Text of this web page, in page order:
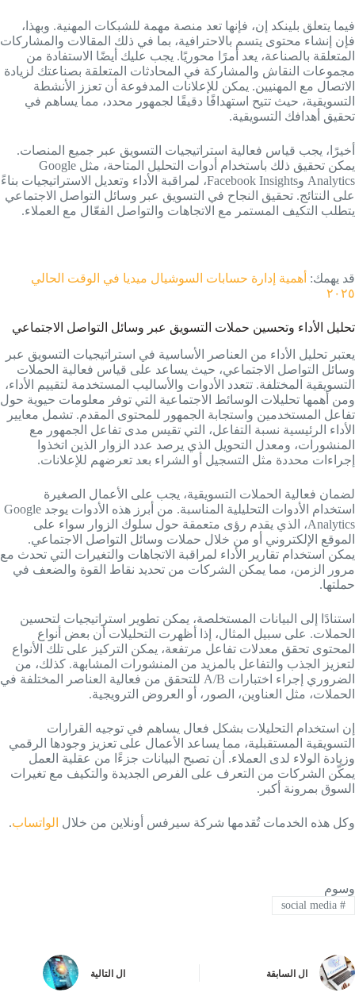
فيما يتعلق بلينكد إن، فإنها تعد منصة مهمة للشبكات المهنية. وبهذا،
فإن إنشاء محتوى يتسم بالاحترافية، بما في ذلك المقالات والمشاركات
المتعلقة بالصناعة، يعد أمرًا محوريًا. يجب عليك أيضًا الاستفادة من
مجموعات النقاش والمشاركة في المحادثات المتعلقة بصناعتك لزيادة
الاتصال مع المهنيين. يمكن للإعلانات المدفوعة أن تعزز الأنشطة
التسويقية، حيث تتيح استهدافًا دقيقًا لجمهور محدد، مما يساهم في
تحقيق أهدافك التسويقية.
أخيرًا، يجب قياس فعالية استراتيجيات التسويق عبر جميع المنصات.
يمكن تحقيق ذلك باستخدام أدوات التحليل المتاحة، مثل Google
Analytics وFacebook Insights، لمراقبة الأداء وتعديل الاستراتيجيات بناءً
على النتائج. تحقيق النجاح في التسويق عبر وسائل التواصل الاجتماعي
يتطلب التكيف المستمر مع الاتجاهات والتواصل الفعّال مع العملاء.
قد يهمك: أهمية إدارة حسابات السوشيال ميديا في الوقت الحالي
٢٠٢٥
تحليل الأداء وتحسين حملات التسويق عبر وسائل التواصل الاجتماعي
يعتبر تحليل الأداء من العناصر الأساسية في استراتيجيات التسويق عبر
وسائل التواصل الاجتماعي، حيث يساعد على قياس فعالية الحملات
التسويقية المختلفة. تتعدد الأدوات والأساليب المستخدمة لتقييم الأداء،
ومن أهمها تحليلات الوسائط الاجتماعية التي توفر معلومات حيوية حول
تفاعل المستخدمين واستجابة الجمهور للمحتوى المقدم. تشمل معايير
الأداء الرئيسية نسبة التفاعل، التي تقيس مدى تفاعل الجمهور مع
المنشورات، ومعدل التحويل الذي يرصد عدد الزوار الذين اتخذوا
إجراءات محددة مثل التسجيل أو الشراء بعد تعرضهم للإعلانات.
لضمان فعالية الحملات التسويقية، يجب على الأعمال الصغيرة
استخدام الأدوات التحليلية المناسبة. من أبرز هذه الأدوات يوجد Google
Analytics، الذي يقدم رؤى متعمقة حول سلوك الزوار سواء على
الموقع الإلكتروني أو من خلال حملات وسائل التواصل الاجتماعي.
يمكن استخدام تقارير الأداء لمراقبة الاتجاهات والتغيرات التي تحدث مع
مرور الزمن، مما يمكن الشركات من تحديد نقاط القوة والضعف في
حملتها.
استنادًا إلى البيانات المستخلصة، يمكن تطوير استراتيجيات لتحسين
الحملات. على سبيل المثال، إذا أظهرت التحليلات أن بعض أنواع
المحتوى تحقق معدلات تفاعل مرتفعة، يمكن التركيز على تلك الأنواع
لتعزيز الجذب والتفاعل بالمزيد من المنشورات المشابهة. كذلك، من
الضروري إجراء اختبارات A/B للتحقق من فعالية العناصر المختلفة في
الحملات، مثل العناوين، الصور، أو العروض الترويجية.
إن استخدام التحليلات بشكل فعال يساهم في توجيه القرارات
التسويقية المستقبلية، مما يساعد الأعمال على تعزيز وجودها الرقمي
وزيادة الولاء لدى العملاء. أن تصبح البيانات جزءًا من عقلية العمل
يمكّن الشركات من التعرف على الفرص الجديدة والتكيف مع تغيرات
السوق بمرونة أكبر.
وكل هذه الخدمات تُقدمها شركة سيرفس أونلاين من خلال الواتساب.
وسوم
#
social media
ال السابقة ال التالية